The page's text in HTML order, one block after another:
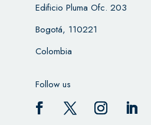
Edificio Pluma Ofc. 203
Bogotá, 110221
Colombia
Follow us